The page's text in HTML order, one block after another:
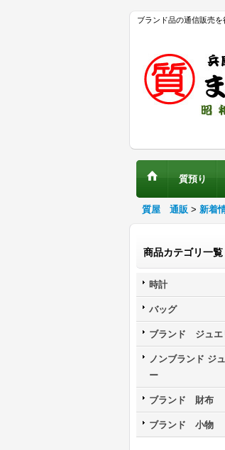
ブランド品の通信販売
質預り
質屋 通販 > 新着
商品カテゴリ一覧
時計
バッグ
ブランド ジュエ
ノンブランド ジ
ー
ブランド 財布
ブランド 小物